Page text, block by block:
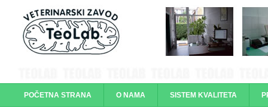
POČETNA STRANA O NAMA SISTEM KVALITETA